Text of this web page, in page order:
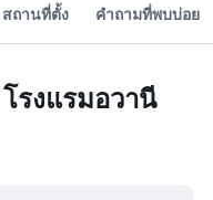
สถานที่ตั้ง คำถามที่พบบ่อย
รงแรมอวานี